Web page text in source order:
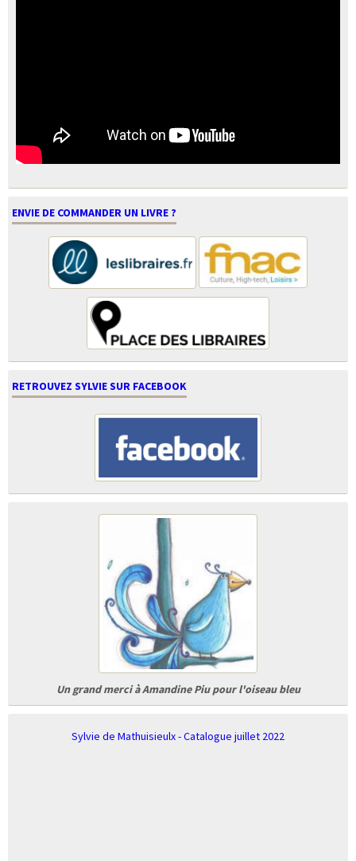
ENVIE DE COMMANDER UN LIVRE ?
RETROUVEZ SYLVIE SUR FACEBOOK
Un grand merci à Amandine Piu pour l'oiseau bleu
Sylvie de Mathuisieulx - Catalogue juillet 2022